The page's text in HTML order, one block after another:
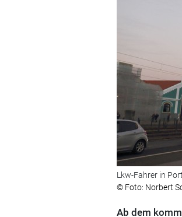
Lkw-Fahrer in
© Foto: Norbert
Ab dem